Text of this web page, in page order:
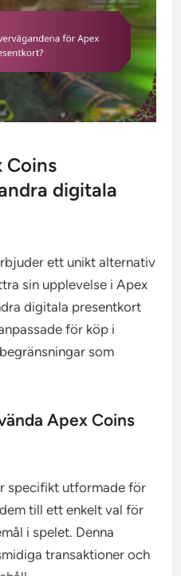
Coins
digitala
ett unikt alternativ
sin upplevelse i Apex
digitala presentkort
för köp i
som
Apex Coins
specifikt utformade för
till ett enkelt val för
i spelet. Denna
transaktioner och